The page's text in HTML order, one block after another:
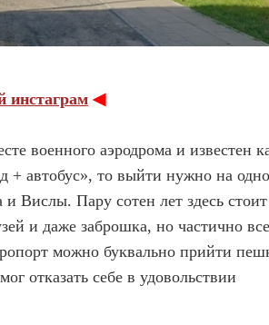
инстаграм ◀︎
военного аэродрома и известен
+ автобус», то выйти нужно на
Вислы. Пару сотен лет здесь стоит
и даже заброшка, но частично
можно буквально прийти
отказать себе в удовольствии